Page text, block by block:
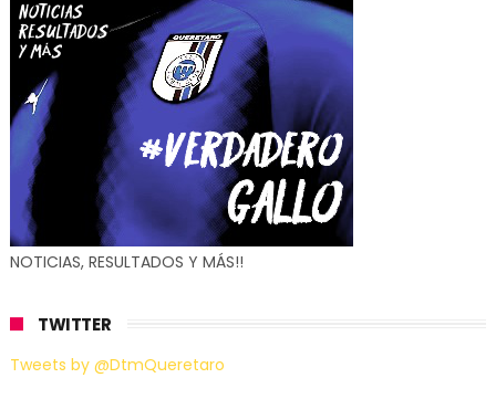
NOTICIAS, RESULTADOS Y MÁS!!
TWITTER
Tweets by @DtmQueretaro